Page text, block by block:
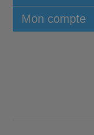
Mon compte